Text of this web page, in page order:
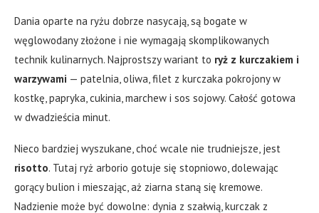
Dania oparte na ryżu dobrze nasycają, są bogate w
węglowodany złożone i nie wymagają skomplikowanych
technik kulinarnych. Najprostszy wariant to ryż z kurczakiem i
warzywami — patelnia, oliwa, filet z kurczaka pokrojony w
kostkę, papryka, cukinia, marchew i sos sojowy. Całość gotowa
w dwadzieścia minut.
Nieco bardziej wyszukane, choć wcale nie trudniejsze, jest
risotto. Tutaj ryż arborio gotuje się stopniowo, dolewając
gorący bulion i mieszając, aż ziarna staną się kremowe.
Nadzienie może być dowolne: dynia z szałwią, kurczak z